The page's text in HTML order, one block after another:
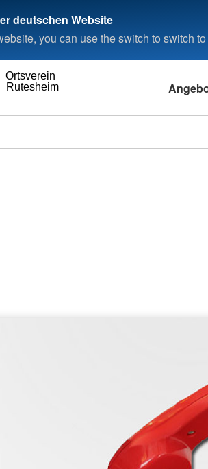
deutschen Website
you can use the switch to switch
Rutesheim
Ortsverein